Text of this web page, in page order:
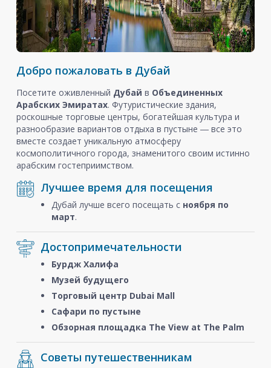
Добро пожаловать в Дубай
Посетите оживленный Дубай в Объединенных
Арабских Эмиратах. Футуристические здания,
роскошные торговые центры, богатейшая культура и
разнообразие вариантов отдыха в пустыне ― все это
вместе создает уникальную атмосферу
космополитичного города, знаменитого своим истинно
арабским гостеприимством.
Лучшее время для посещения
Дубай лучше всего посещать с ноября по
март.
Достопримечательности
Бурдж Халифа
Музей будущего
Торговый центр Dubai Mall
Сафари по пустыне
Обзорная площадка The View at The Palm
Советы путешественникам